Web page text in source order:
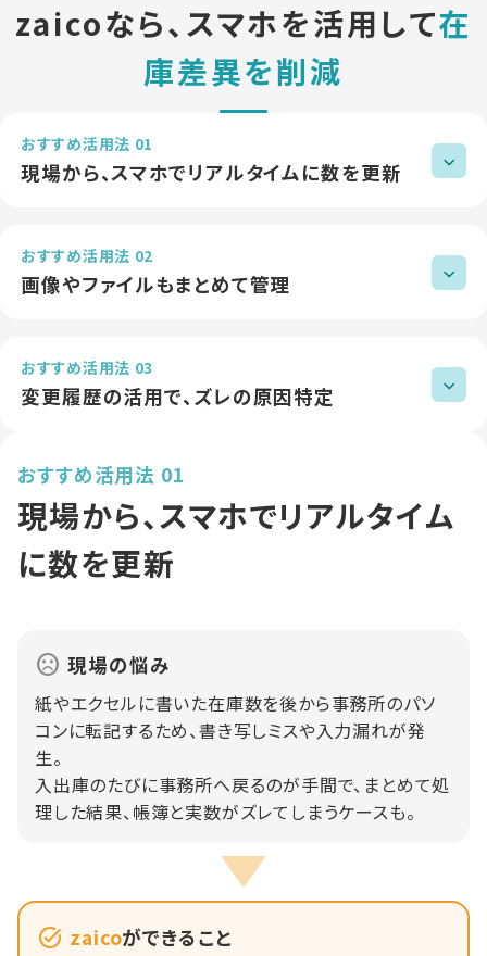
zaicoなら、スマホを活用して在
庫差異を削減
おすすめ活用法 01
現場から、スマホでリアルタイムに数を更新
おすすめ活用法 02
画像やファイルもまとめて管理
おすすめ活用法 03
変更履歴の活用で、ズレの原因特定
おすすめ活用法 01
現場から、スマホでリアルタイム
に数を更新
現場の悩み
紙やエクセルに書いた在庫数を後から事務所のパソ
コンに転記するため、書き写しミスや入力漏れが発
生。
入出庫のたびに事務所へ戻るのが手間で、まとめて処
理した結果、帳簿と実数がズレてしまうケースも。
zaicoができること